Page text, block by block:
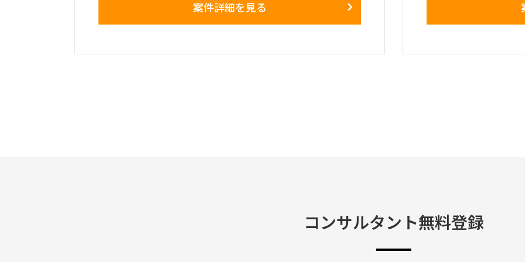
すでにGlobal S4への移行が完了しており、残ったその他の
ESMでリプレースする。
案件詳細を見る
Templateとしてロ
作業をサポートして
ケーション
コンサルタント無料登録